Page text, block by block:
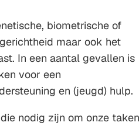
biometrische of
maar ook het
In een aantal gevallen is
voor een
en (jeugd) hulp.
nodig zijn om onze taken